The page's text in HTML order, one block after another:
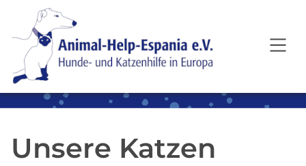
SKIP TO MAIN CONTENT
Unsere Katzen